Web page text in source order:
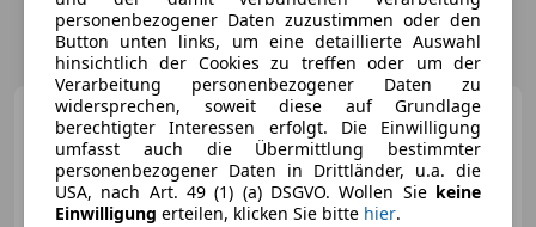
Ford Focus
2.0 EcoBlue
Titanium Start/Stopp Pickerl NEU
personenbezogener Daten zuzustimmen oder den
Button unten links, um eine detaillierte Auswahl
hinsichtlich der Cookies zu treffen oder um der
Verarbeitung personenbezogener Daten zu
widersprechen, soweit diese auf Grundlage
berechtigter Interessen erfolgt. Die Einwilligung
umfasst auch die Übermittlung bestimmter
personenbezogener Daten in Drittländer, u.a. die
USA, nach Art. 49 (1) (a) DSGVO. Wollen Sie keine
Einwilligung erteilen, klicken Sie bitte hier.